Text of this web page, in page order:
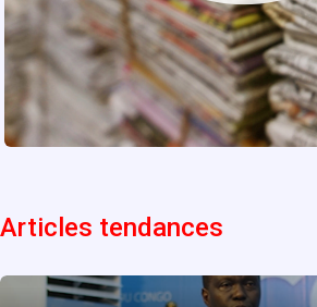
Articles tendances